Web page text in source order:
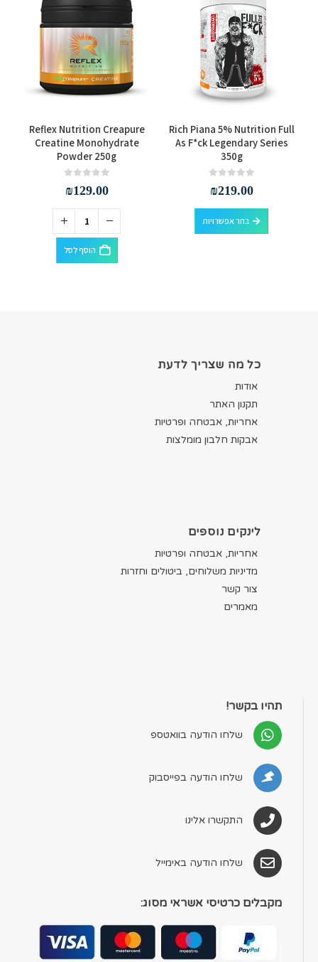
Rich Piana 5% Nutrition Full
As F*ck Legendary Series
350g
₪219.00
בחר אפשרויות
למוצר זה יש מספר סוגים. ניתן לבחור את האפשרויות בעמוד המוצר
Reflex Nutrition Creapure
Creatine Monohydrate
Powder 250g
₪129.00
הוסף לסל
כל מה שצריך לדעת
אודות
תקנון האתר
אחריות, אבטחה ופרטיות
אבקות חלבון מומלצות
לינקים נוספים
אחריות, אבטחה ופרטיות
מדיניות משלוחים, ביטולים וחזרות
צור קשר
מאמרים
תהיו בקשר!
שלחו הודעה בוואטספ
שלחו הודעה בפייסבוק
התקשרו אלינו
שלחו הודעה באימייל
מקבלים כרטיסי אשראי מסוג: